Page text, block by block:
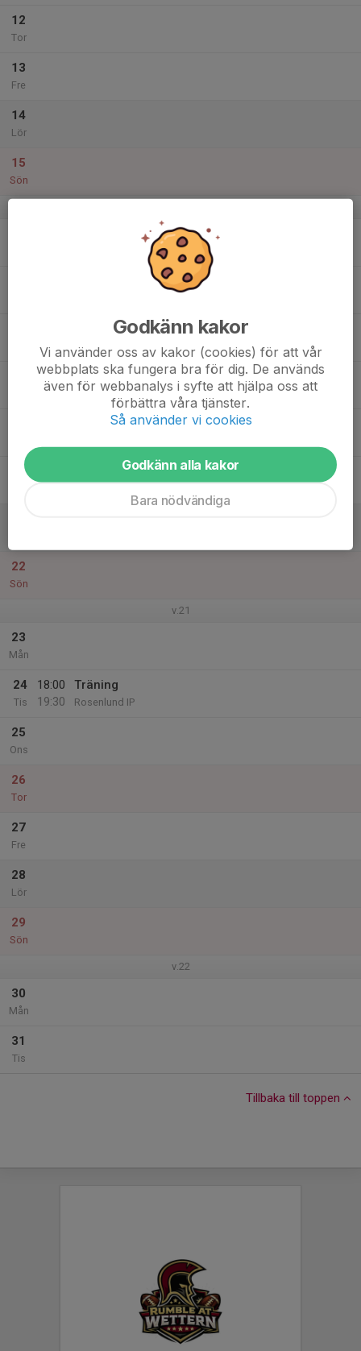
12
Tor
13
Fre
14
Lör
15
Sön
20:00
Information Dukes Tourney
Rosenlunds IP
20
22
Sön
v.21
23
Mån
24
Tis
18:00
19:30
Träning
Rosenlund IP
25
Ons
26
Tor
27
Fre
28
Lör
29
Sön
v.22
30
Mån
31
Tis
Tillbaka till toppen
Godkänn kakor
Vi använder oss av kakor (cookies) för att vår
webbplats ska fungera bra för dig. De används
även för webbanalys i syfte att hjälpa oss att
förbättra våra tjänster.
Så använder vi cookies
Godkänn alla kakor
Bara nödvändiga